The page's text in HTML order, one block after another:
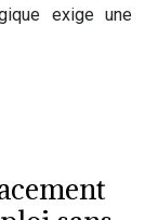
exige une